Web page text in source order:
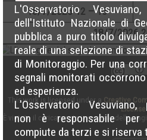
L'Osservatorio
dell'Istituto Nazionale di
pubblica a puro titolo
reale di una selezione di
di Monitoraggio. Per una
segnali monitorati
ed esperienza.
L'Osservatorio Vesuviano,
non è responsabile per
compiute da terzi e si
18/7/202612 – 16
18/7/2026
This work is licensed under a Creative
License
È vietato il caricamento incrociato delle